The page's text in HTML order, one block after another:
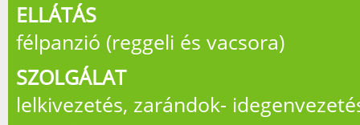
ELLÁTÁS
félpanzió (reggeli és vacsora)
SZOLGÁLAT
lelkivezetés, zarándok-